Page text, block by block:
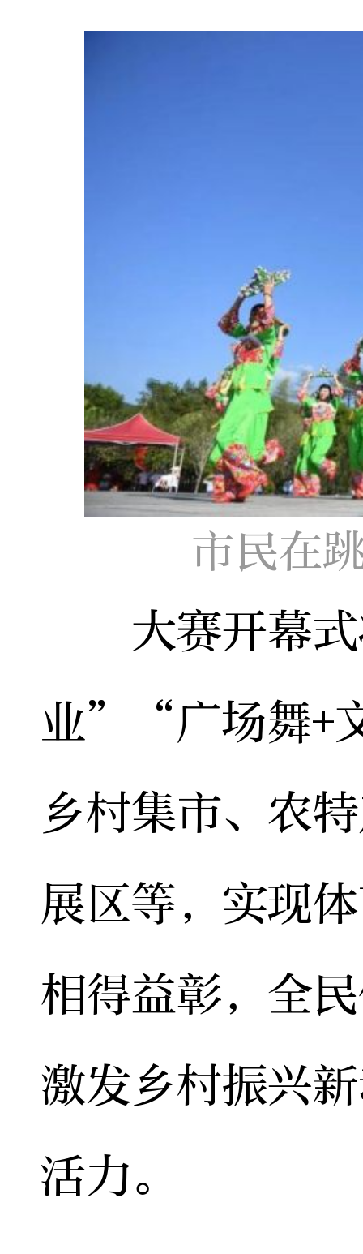
市民在
大赛开幕式
业”“广场舞+
乡村集市、农
展区等，实现
相得益彰，全
激发乡村振兴
活力。